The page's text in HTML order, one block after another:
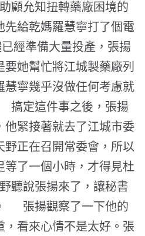
允知扭轉藥廠困境的
先給乾媽羅慧寧打了個電
經準備大量投產，張揚
她幫忙將江城製藥廠列
慧寧幾乎沒做任何考慮就
定這件事之後，張揚
他緊接著就去了江城市委
野正在召開常委會，所以
等了一個小時，才得見杜
說張揚來了，讓秘書
張揚觀察了一下他的
，看來心情不是太好。張